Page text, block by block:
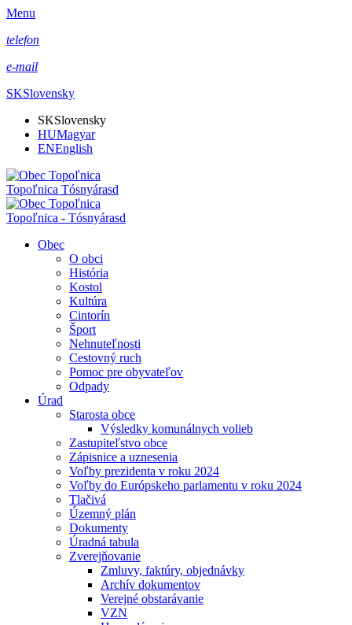
Menu
telefon
e-mail
SKSlovensky
SKSlovensky
HUMagyar
ENEnglish
Topoľnica Tósnyárasd
Topoľnica - Tósnyárasd
Obec
O obci
História
Kostol
Kultúra
Cintorín
Šport
Nehnuteľnosti
Cestovný ruch
Pomoc pre obyvateľov
Odpady
Úrad
Starosta obce
Výsledky komunálnych volieb
Zastupiteľstvo obce
Zápisnice a uznesenia
Voľby prezidenta v roku 2024
Voľby do Európskeho parlamentu v roku 2024
Tlačivá
Územný plán
Dokumenty
Úradná tabula
Zverejňovanie
Zmluvy, faktúry, objednávky
Archív dokumentov
Verejné obstarávanie
VZN